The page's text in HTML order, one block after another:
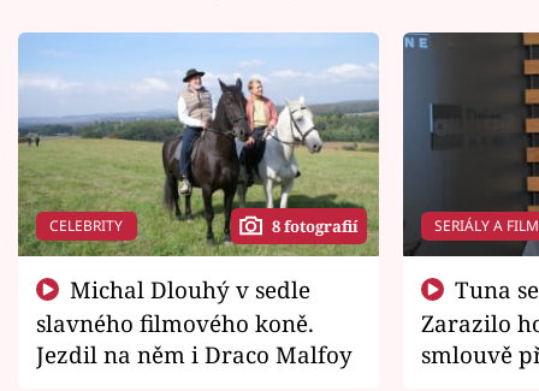
CELEBRITY 8 fotografií
slavného filmového koně.
Jezdil na něm i Draco Malfoy
SERIÁLY A
Zarazilo
smlouvě